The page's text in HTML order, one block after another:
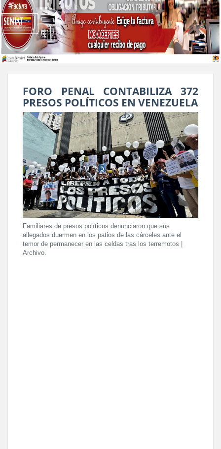
FORO PENAL CONTABILIZA 372
PRESOS POLÍTICOS EN VENEZUELA
Familiares de presos políticos denunciaron que sus
allegados duermen en los patios de las cárceles ante el
temor de permanecer en las celdas tras los terremotos |
Archivo.